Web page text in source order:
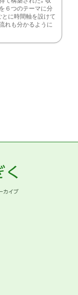
６つのテーマに分
とに時間軸を設けて
れも分かるように